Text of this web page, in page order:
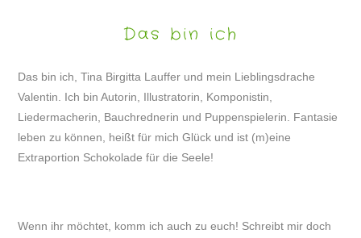
Das bin ich
Das bin ich, Tina Birgitta Lauffer und mein Lieblingsdrache
Valentin. Ich bin Autorin, Illustratorin, Komponistin,
Liedermacherin, Bauchrednerin und Puppenspielerin. Fantasie
leben zu können, heißt für mich Glück und ist (m)eine
Extraportion Schokolade für die Seele!
Wenn ihr möchtet, komm ich auch zu euch! Schreibt mir doch